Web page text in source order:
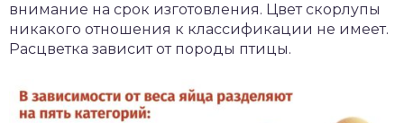
внимание на срок изготовления. Цвет скорлупы
никакого отношения к классификации не имеет.
Расцветка зависит от породы птицы.